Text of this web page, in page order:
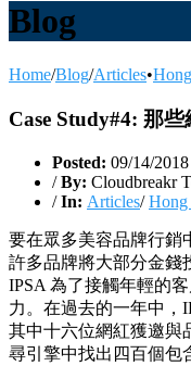
Blog
Home/Blog/Articles•
Case Study#4: 那
Posted: 09/14/2018
/ By: Cloudbreakr
/ In: Articles/
要在眾多美容品牌行銷
許多品牌將大部分金錢
IPSA 為了接觸年輕的
力。在過去的一年中，
其中十六位網紅獲邀與
尋引擎中找出四百個包